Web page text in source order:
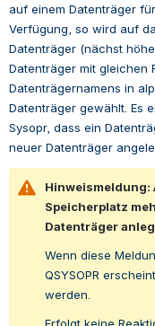
auf einem Datenträger
Verfügung, so wird auf
Datenträger (nächst
Datenträger mit gleichen
Datenträgernamens in
Datenträger gewählt. Es
Sysopr, dass ein
neuer Datenträger
Hinweismeldung:
Speicherplatz
Datenträger
Wenn diese
QSYSOPR
werden.